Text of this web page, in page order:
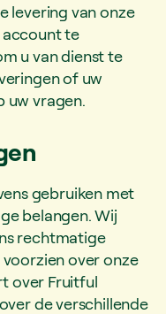
levering van onze
account te
u van dienst te
of uw
uw vragen.
gebruiken met
belangen. Wij
rechtmatige
over onze
over Fruitful
de verschillende